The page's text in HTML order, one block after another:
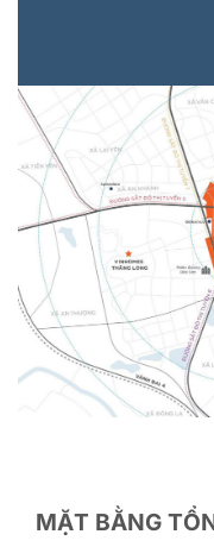
MẶT BẰNG